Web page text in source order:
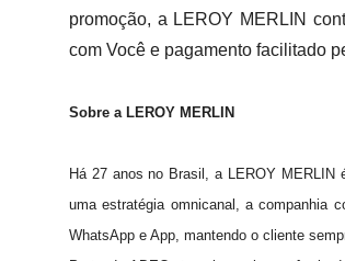
promoção, a LEROY MERLIN
com Você e pagamento facilitado
Sobre a LEROY MERLIN
Há 27 anos no Brasil, a LEROY
uma estratégia omnicanal, a companhia
WhatsApp e App, mantendo o cliente